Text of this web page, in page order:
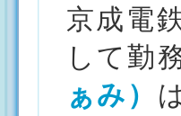
京成電
して勤
ぁみ）